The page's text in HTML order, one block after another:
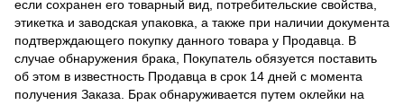
если сохранен его товарный вид, потребительские свойства,
этикетка и заводская упаковка, а также при наличии документа
подтверждающего покупку данного товара у Продавца. В
случае обнаружения брака, Покупатель обязуется поставить
об этом в известность Продавца в срок 14 дней с момента
получения Заказа. Брак обнаруживается путем оклейки на